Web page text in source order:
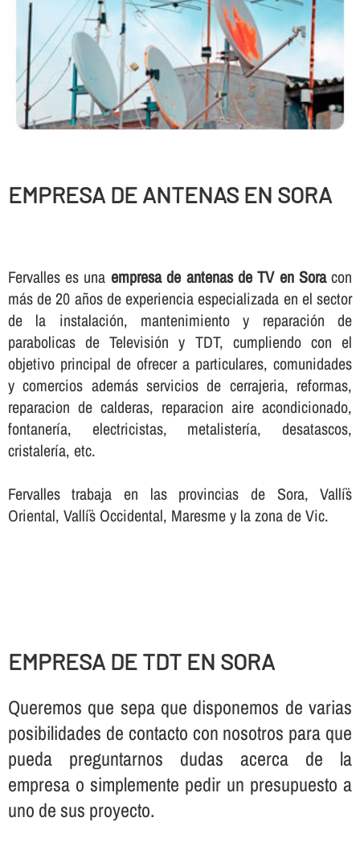
EMPRESA DE ANTENAS EN SORA
Fervalles es una empresa de antenas de TV en Soracon
más de 20 años de experiencia especializada en el sector
de la instalación, mantenimiento y reparación de
parabolicas de Televisión y TDT, cumpliendo con el
objetivo principal de ofrecer a particulares, comunidades
y comercios además servicios de cerrajeria, reformas,
reparacion de calderas, reparacion aire acondicionado,
fontanerí­a, electricistas, metalisterí­a, desatascos,
cristalerí­a, etc.
Fervalles trabaja en las provincias de Sora, Vallí¨s
Oriental, Vallí¨s Occidental, Maresme y la zona de Vic.
EMPRESA DE TDT EN SORA
Queremos que sepa que disponemos de varias
posibilidades de contacto con nosotros para que
pueda preguntarnos dudas acerca de la
empresa o simplemente pedir un presupuesto a
uno de sus proyecto.